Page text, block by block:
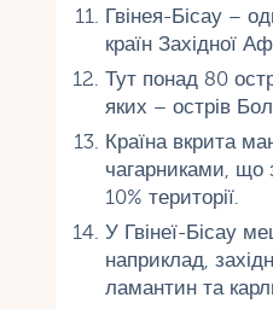
Гвінея-Бісау –
країн Західної
Тут понад 80
яких – острів
Країна вкрита
чагарниками, що
10% території.
У Гвінеї-Бісау
наприклад,
ламантин та